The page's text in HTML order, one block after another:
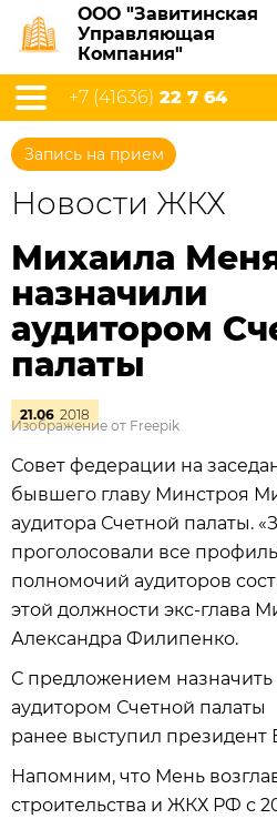
ООО "Завитинская
Управляющая
Компания"
+7 (41636) 22 7 64
Запись на прием
Новости ЖКХ
Михаила
назначили
аудитором
палаты
21.06 2018
Изображение от Freepik
Совет федерации на
бывшего главу Минстроя
аудитора Счетной палаты.
проголосовали все
полномочий аудиторов
этой должности экс-глава
Александра Филипенко.
С предложением назначить
аудитором Счетной палаты
ранее выступил
Напомним, что Мень
строительства и ЖКХ РФ с